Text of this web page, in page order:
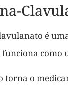
é
como
torna o